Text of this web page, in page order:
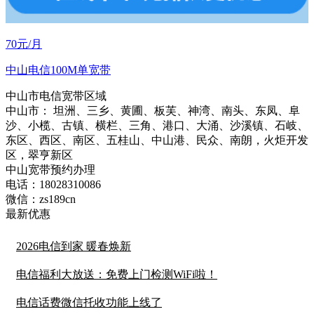
70元/月
中山电信100M单宽带
中山市电信宽带区域
中山市： 坦洲、三乡、黄圃、板芙、神湾、南头、东凤、阜
沙、小榄、古镇、横栏、三角、港口、大涌、沙溪镇、石岐、
东区、西区、南区、五桂山、中山港、民众、南朗，火炬开发
区，翠亨新区
中山宽带预约办理
电话： 18028310086
微信： zs189cn
最新优惠
2026电信到家 暖春焕新
电信福利大放送：免费上门检测WiFi啦！
电信话费微信托收功能上线了